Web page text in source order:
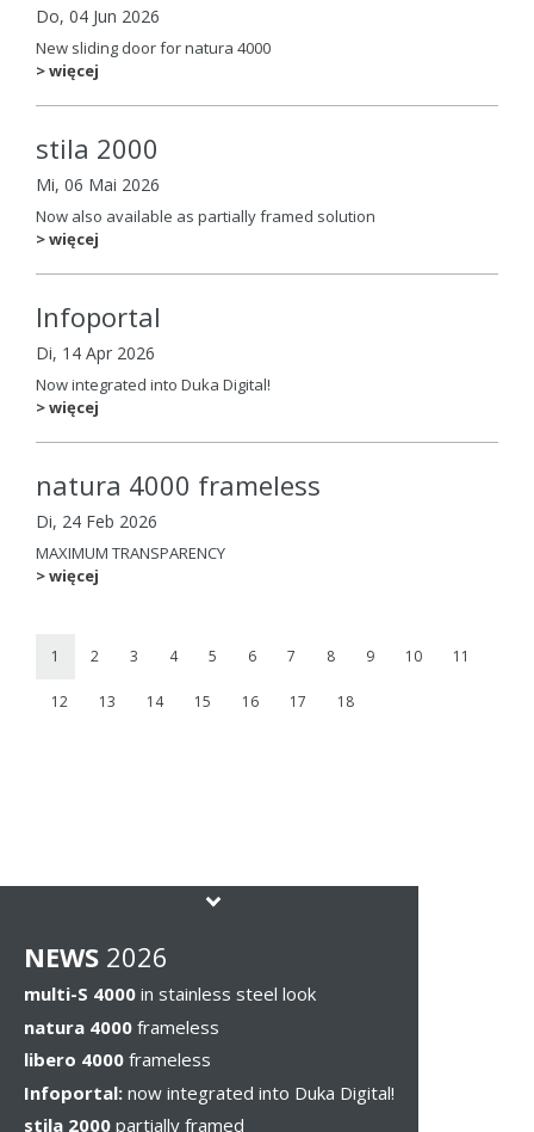
Do, 04 Jun 2026
New sliding door for natura 4000
> więcej
stila 2000
Mi, 06 Mai 2026
Now also available as partially framed solution
> więcej
Infoportal
Di, 14 Apr 2026
Now integrated into Duka Digital!
> więcej
natura 4000 frameless
Di, 24 Feb 2026
MAXIMUM TRANSPARENCY
> więcej
1 2 3 4 5 6 7 8 9 10 11
12 13 14 15 16 17 18
NEWS 2026
multi-S 4000 in stainless steel look
natura 4000 frameless
libero 4000 frameless
Infoportal: now integrated into Duka Digital!
stila 2000 partially framed